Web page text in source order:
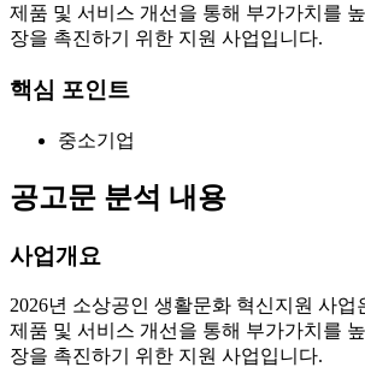
제품 및 서비스 개선을 통해 부가가치를
장을 촉진하기 위한 지원 사업입니다.
핵심 포인트
중소기업
공고문 분석 내용
사업개요
2026년 소상공인 생활문화 혁신지원 사업
제품 및 서비스 개선을 통해 부가가치를
장을 촉진하기 위한 지원 사업입니다.